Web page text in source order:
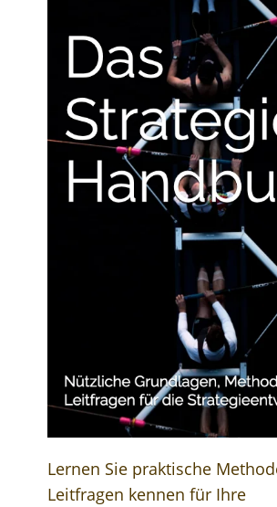
Lernen Sie praktische
Leitfragen kennen für Ihre